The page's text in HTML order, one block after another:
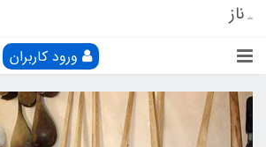
ناز
ورود کاربران